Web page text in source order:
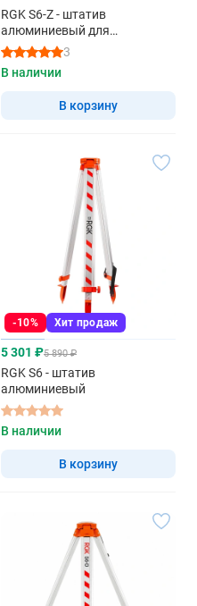
RGK S6-Z - штатив
алюминиевый для
тахеометра
3
В наличии
В корзину
-10% Хит продаж
5 301 ₽5 890 ₽
RGK S6 - штатив
алюминиевый
В наличии
В корзину